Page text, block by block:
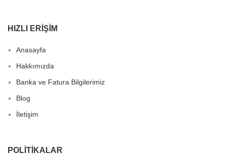
HIZLI ERIŞIM
Anasayfa
Hakkımızda
Banka ve Fatura Bilgilerimiz
Blog
İletişim
POLITIKALAR